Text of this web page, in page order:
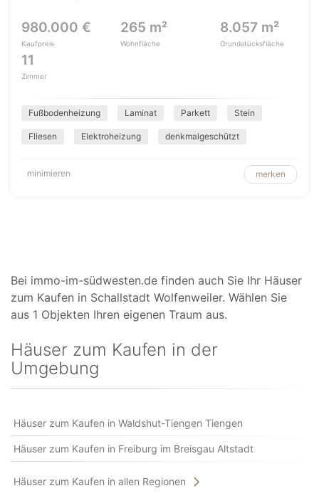
980.000 €
Kaufpreis
265 m²
Wohnfläche
8.057 m²
Grundstücksfläche
11
Zimmer
Fußbodenheizung Laminat Parkett Stein
Fliesen Elektroheizung denkmalgeschützt
minimieren merken
Bei immo-im-südwesten.de finden auch Sie Ihr Häuser
zum Kaufen in Schallstadt Wolfenweiler. Wählen Sie
aus 1 Objekten Ihren eigenen Traum aus.
Häuser zum Kaufen in der
Umgebung
Häuser zum Kaufen in Waldshut-Tiengen Tiengen
Häuser zum Kaufen in Freiburg im Breisgau Altstadt
Häuser zum Kaufen in allen Regionen